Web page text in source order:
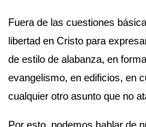
Fuera de las cuestiones
libertad en Cristo para
de estilo de alabanza, en
evangelismo, en edificios, en
cualquier otro asunto que no
Por esto, podemos hablar de